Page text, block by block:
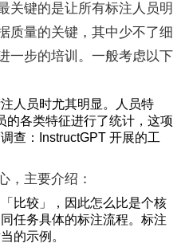
关键的是让所有标注人员明
质量的关键，其中少不了细
一步的培训。一般考虑以下
人员时尤其明显。人员特
的各类特征进行了统计，这项
查：InstructGPT 开展的工
，主要介绍：
比较」，因此怎么比是个核
任务具体的标注流程。标注
的示例。